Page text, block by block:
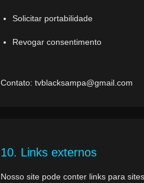
Solicitar portabilidade
Revogar consentimento
Contato: tvblacksampa@gmail.com
10. Links externos
Nosso site pode conter links para